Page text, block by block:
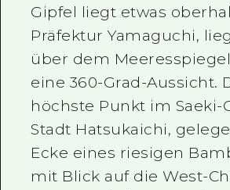
Gipfel liegt etwas
Präfektur Yamaguchi,
über dem
eine 360-Grad-Aussicht.
höchste Punkt im Saeki-
Stadt Hatsukaichi,
Ecke eines riesigen
mit Blick auf die West-